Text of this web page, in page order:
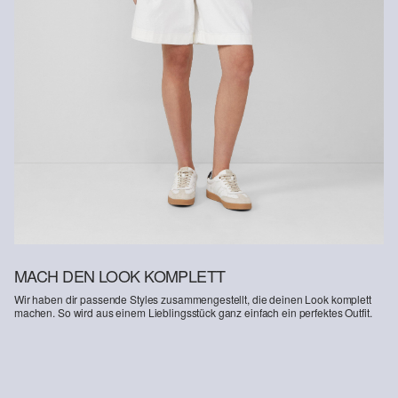
MACH DEN LOOK KOMPLETT
Wir haben dir passende Styles zusammengestellt, die deinen Look komplett
machen. So wird aus einem Lieblingsstück ganz einfach ein perfektes Outfit.